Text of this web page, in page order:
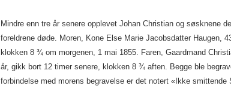
Mindre enn tre år senere opplevet Johan Christian og søsknene
foreldrene døde. Moren, Kone Else Marie Jacobsdatter Haugen,
klokken 8 ¾ om morgenen, 1 mai 1855. Faren, Gaardmand
år, gikk bort 12 timer senere, klokken 8 ¾ aften. Begge ble
forbindelse med morens begravelse er det notert «Ikke smittende